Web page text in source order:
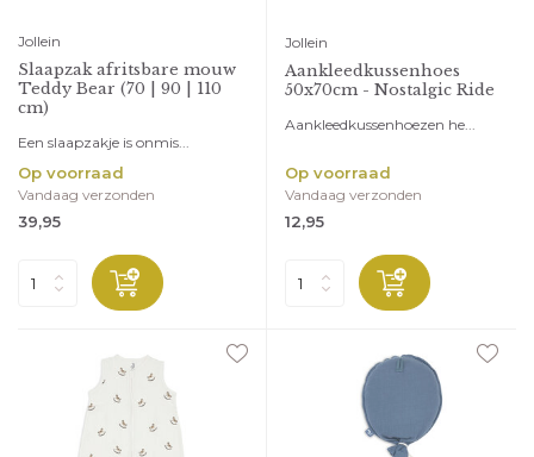
Jollein
Slaapzak afritsbare mouw
Teddy Bear (70 | 90 | 110
cm)
Een slaapzakje is onmis...
Op voorraad
Vandaag verzonden
39,95
Jollein
Aankleedkussenhoes
50x70cm - Nostalgic Ride
Aankleedkussenhoezen he...
Op voorraad
Vandaag verzonden
12,95